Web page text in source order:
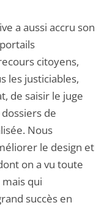
a aussi accru son
citoyens,
les justiciables,
de saisir le juge
de
Nous
le design et
on a vu toute
qui
succès en